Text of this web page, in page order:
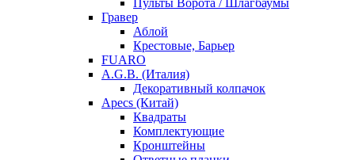
Пульты Ворота / Шлагбаумы
Гравер
Аблой
Крестовые, Барьер
FUARO
A.G.B. (Италия)
Декоративный колпачок
Apecs (Китай)
Квадраты
Комплектующие
Кронштейны